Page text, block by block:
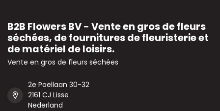
B2B Flowers BV - Vente en gros de fleurs
séchées, de fournitures de fleuristerie et
de matériel de loisirs.
Vente en gros de fleurs séchées
2e Poellaan 30-32
2161 CJ Lisse
Nederland